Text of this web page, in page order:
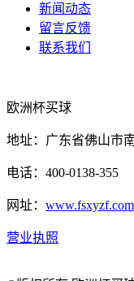
新闻动态
留言反馈
联系我们
欧洲杯买球
地址：广东省佛山市
电话：400-0138-355
网址： www.fsxyzf.com
营业执照